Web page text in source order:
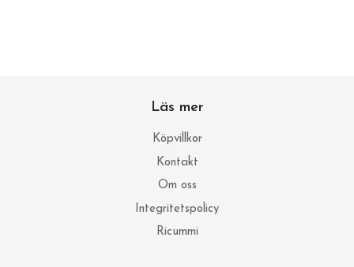
Läs mer
Köpvillkor
Kontakt
Om oss
Integritetspolicy
Ricummi